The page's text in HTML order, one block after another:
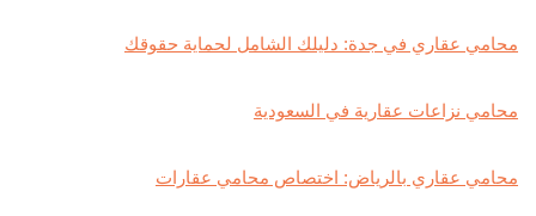
محامي عقاري في جدة: دليلك الشامل لحماية حقوقك
محامي نزاعات عقارية في السعودية
محامي عقاري بالرياض: اختصاص محامي عقارات